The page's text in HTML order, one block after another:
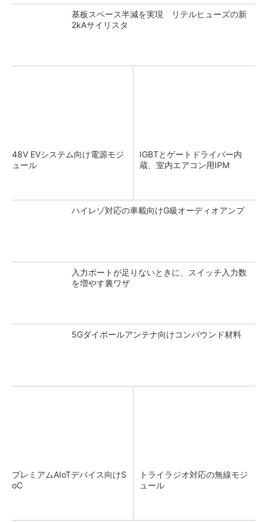
基板スペース半減を実現 リテルヒューズの新
2kAサイリスタ
48V EVシステム向け電源モジ
ュール
IGBTとゲートドライバー内
蔵、室内エアコン用IPM
ハイレゾ対応の車載向けG級オーディオアンプ
入力ポートが足りないときに、スイッチ入力数
を増やす裏ワザ
5Gダイポールアンテナ向けコンパウンド材料
プレミアムAIoTデバイス向けS
oC
トライラジオ対応の無線モジ
ュール